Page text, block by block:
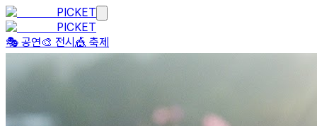
PICKET
PICKET
🎭 공연🎨 전시 🎪 축제